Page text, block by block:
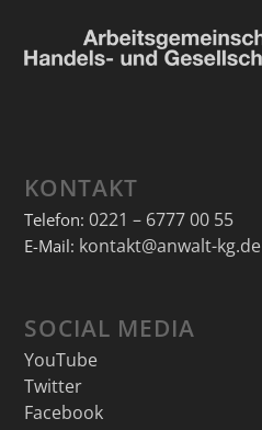
KONTAKT
Telefon: 0221 – 6777 00 55
E-Mail: kontakt@anwalt-kg.de
SOCIAL MEDIA
YouTube
Twitter
Facebook